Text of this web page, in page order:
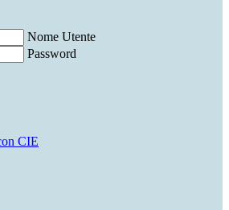
Nome Utente
Password
CIE